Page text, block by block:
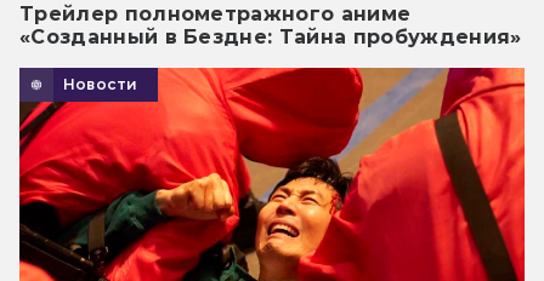
Трейлер полнометражного аниме
«Созданный в Бездне: Тайна пробуждения»
Новости